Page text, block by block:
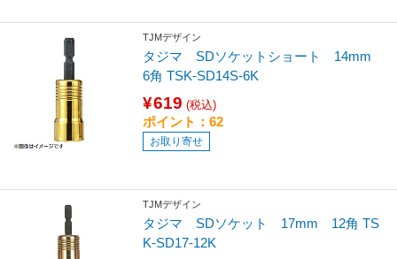
TJMデザイン
タジマ SDソケットショート 14mm
6角 TSK-SD14S-6K
¥619 (税込)
ポイント：62
お取り寄せ
TJMデザイン
タジマ SDソケット 17mm 12角 TS
K-SD17-12K